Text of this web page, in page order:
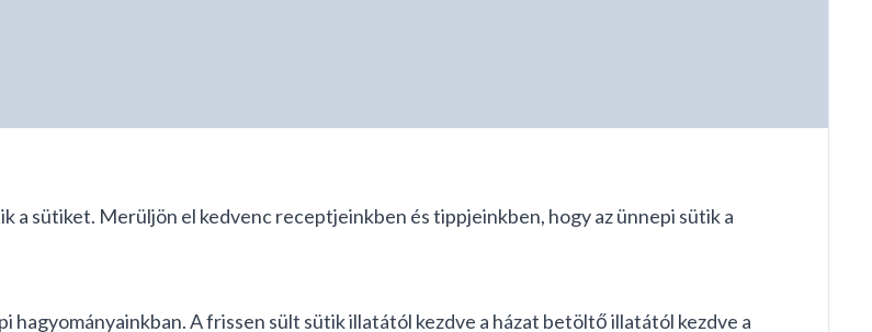
a sütiket. Merüljön el kedvenc receptjeinkben és tippjeinkben, hogy az ünnepi sütik a
A frissen sült sütik illatától kezdve a házat betöltő illatától kezdve a